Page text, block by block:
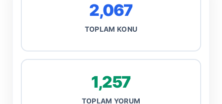
2,067
TOPLAM KONU
1,257
TOPLAM YORUM